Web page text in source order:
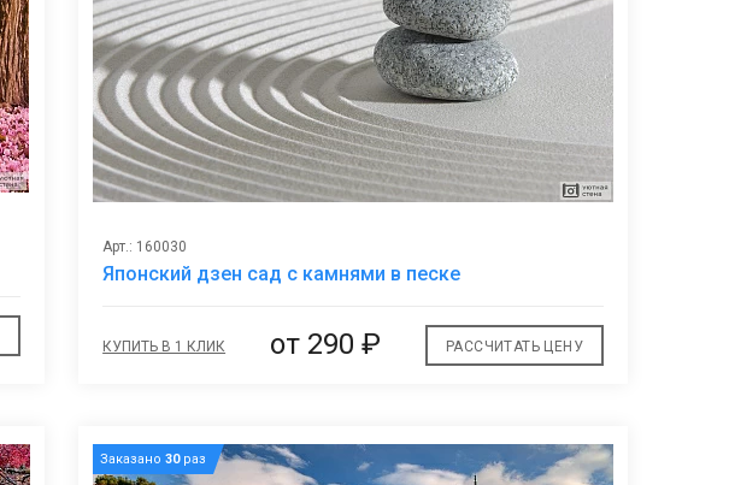
избранное
Арт.: 160030
Японский дзен сад с камнями в песке
КУПИТЬ В 1 КЛИК от 290 ₽ РАССЧИТАТЬ ЦЕНУ
Заказано30раз